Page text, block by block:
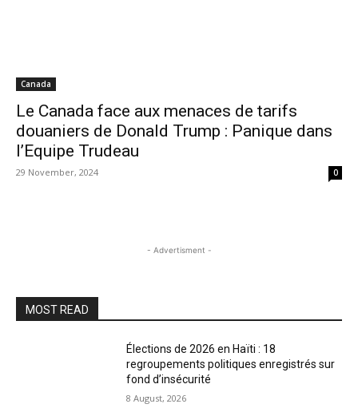
Canada
Le Canada face aux menaces de tarifs
douaniers de Donald Trump : Panique dans
l’Equipe Trudeau
29 November, 2024 0
- Advertisment -
MOST READ
Élections de 2026 en Haïti : 18
regroupements politiques enregistrés sur
fond d’insécurité
8 August, 2026